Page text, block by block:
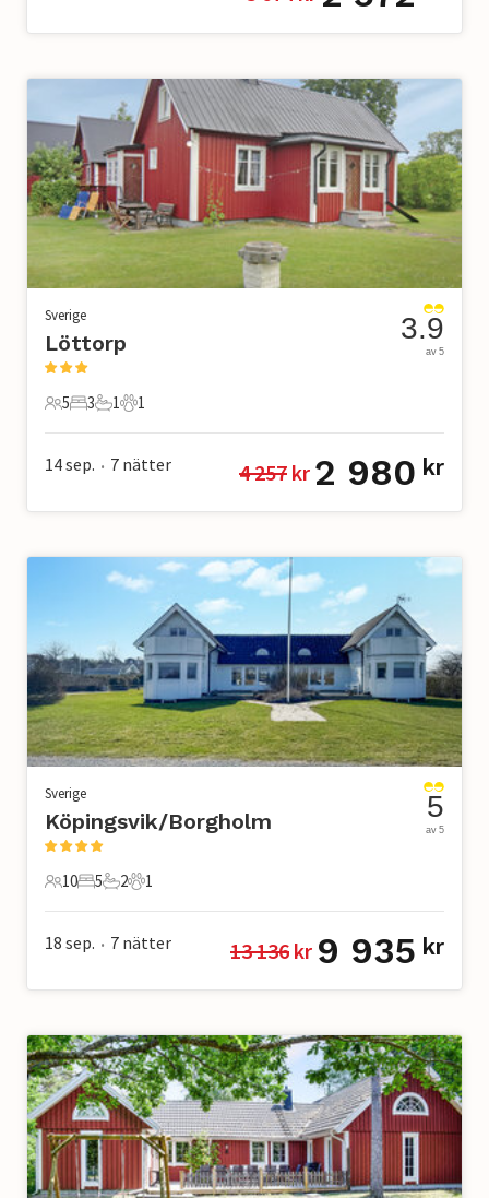
Sverige
Löttorp
5 Gäster
5
3 Sovrum
3
1 Badrum
1
1 Husdjur
1
3.9
av 5
14 sep. • 7 nätter 4 257 kr 2 980 kr
Sverige
Köpingsvik/Borgholm
10 Gäster
10
5 Sovrum
5
2 Badrum
2
1 Husdjur
1
5
av 5
18 sep. • 7 nätter 13 136 kr 9 935 kr